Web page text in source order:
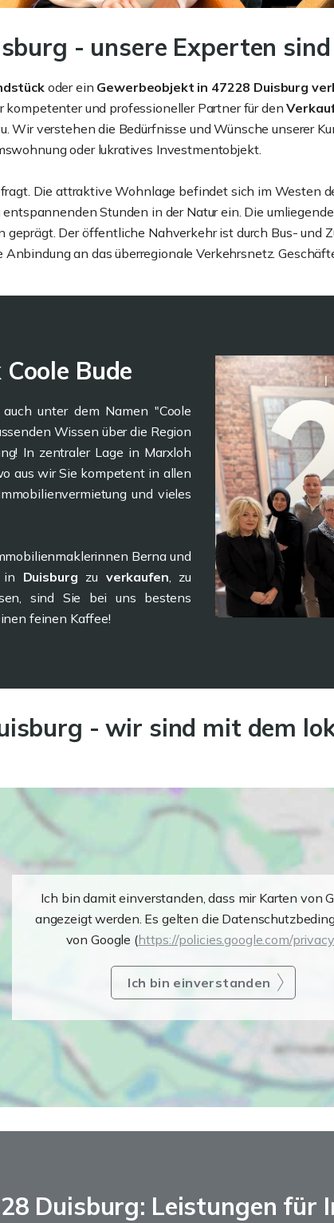
- unsere Experten
oder ein Gewerbeobjekt in 47228 Duisburg
kompetenter und professioneller Partner für den
Wir verstehen die Bedürfnisse und Wünsche unserer
oder lukratives Investmentobjekt.
Die attraktive Wohnlage befindet sich im Westen
Stunden in der Natur ein. Die
Der öffentliche Nahverkehr ist durch Bus- und
an das überregionale Verkehrsnetz.
Bude
unter dem Namen "Coole
Wissen über die Region
In zentraler Lage in Marxloh
aus wir Sie kompetent in allen
und vieles
Berna und
in Duisburg zu verkaufen, zu
sind Sie bei uns bestens
feinen Kaffee!
- wir sind mit dem
Ich bin damit einverstanden, dass mir Karten von
angezeigt werden. Es gelten die
von Google (https://policies.google.com/privacy
Ich bin einverstanden
Duisburg: Leistungen für